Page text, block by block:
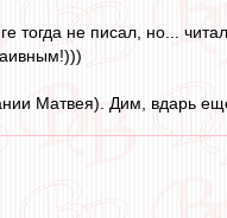
не писал, но...
Матвея). Дим, вдарь